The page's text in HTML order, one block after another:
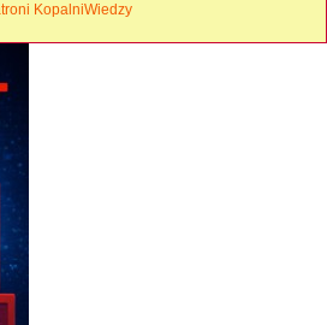
KopalniWiedzy